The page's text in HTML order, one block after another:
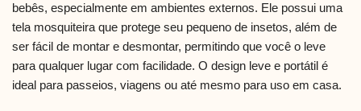
bebês, especialmente em ambientes externos. Ele possui uma
tela mosquiteira que protege seu pequeno de insetos, além de
ser fácil de montar e desmontar, permitindo que você o leve
para qualquer lugar com facilidade. O design leve e portátil é
ideal para passeios, viagens ou até mesmo para uso em casa.